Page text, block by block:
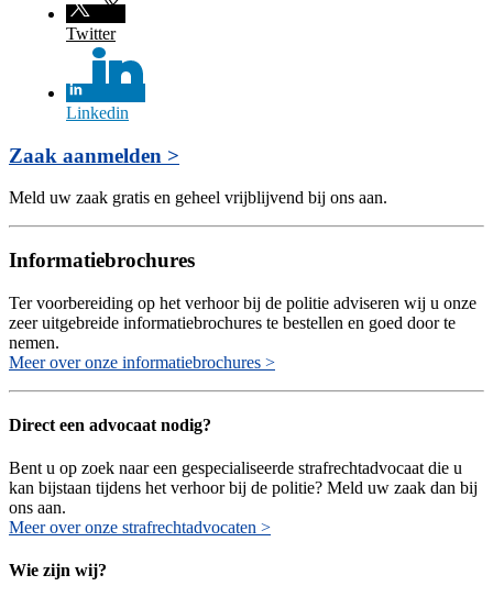
Twitter
Linkedin
Zaak aanmelden >
Meld uw zaak gratis en geheel vrijblijvend bij ons aan.
Informatiebrochures
Ter voorbereiding op het verhoor bij de politie adviseren wij u onze
zeer uitgebreide informatiebrochures te bestellen en goed door te
nemen.
Meer over onze informatiebrochures >
Direct een advocaat nodig?
Bent u op zoek naar een gespecialiseerde strafrechtadvocaat die u
kan bijstaan tijdens het verhoor bij de politie? Meld uw zaak dan bij
ons aan.
Meer over onze strafrechtadvocaten >
Wie zijn wij?